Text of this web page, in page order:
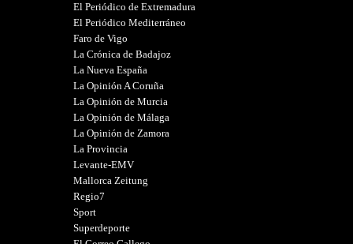
El Periódico de Extremadura
El Periódico Mediterráneo
Faro de Vigo
La Crónica de Badajoz
La Nueva España
La Opinión A Coruña
La Opinión de Murcia
La Opinión de Málaga
La Opinión de Zamora
La Provincia
Levante-EMV
Mallorca Zeitung
Regio7
Sport
Superdeporte